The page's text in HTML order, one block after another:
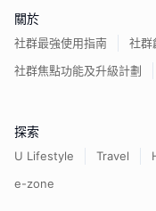
關於
社群最強使用指南
社群
社群焦點功能及升級計劃
探索
U Lifestyle Travel
e-zone